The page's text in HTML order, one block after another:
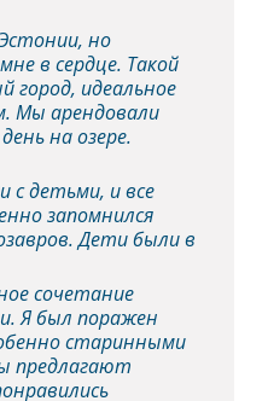
но
в сердце. Такой
город, идеальное
Мы арендовали
на озере.
с детьми, и все
запомнился
Дети были в
сочетание
Я был поражен
старинными
предлагают